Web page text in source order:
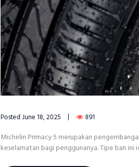
PostedJune 18, 2025 891
Michelin Primacy 5 merupakan
keselamatan bagi penggunanya. Tipe ban